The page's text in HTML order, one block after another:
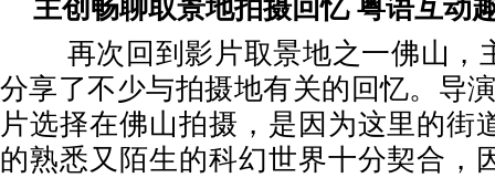
主创畅聊取景地拍摄回忆 粤语互动
再次回到影片取景地之一佛山，
分享了不少与拍摄地有关的回忆。导
片选择在佛山拍摄，是因为这里的街
的熟悉又陌生的科幻世界十分契合，